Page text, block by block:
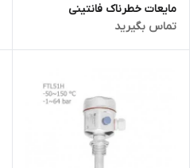
مایعات خطرناک فانتینی
تماس بگیرید